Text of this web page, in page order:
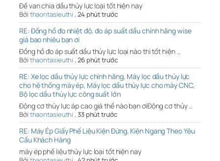
Đế van chia dầu thủy lực loại tốt hiện nay
Bởi thaontasieuthi , 24 phút trước
RE: Đồng hồ đo nhiệt độ, đo áp suất dầu chính hãng wise
giá bao nhiêu bạn ơi
Đồng hồ đo áp suất dầu thủy lực loại nào thì tốt hiện …
Bởi thaontasieuthi , 26 phút trước
RE: Xe lọc dầu thủy lực chính hãng, Máy lọc dầu thủy lực
cho hệ thống máy ép, Máy lọc dầu thủy lực cho máy CNC,
Bộ lọc dầu thủy lực công suất lớn
Động cơ thủy lực áp cao giá thế nào bạn ơiĐộng cơ thủy …
Bởi thaontasieuthi , 33 phút trước
RE: Máy Ép Giấy Phế Liệu Kiện Đứng, Kiện Ngang Theo Yêu
Cầu Khách Hàng
máy ép phế liệu thủy lực loại tốt hiện nay